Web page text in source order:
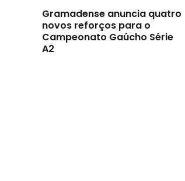
Gramadense anuncia quatro
novos reforços para o
Campeonato Gaúcho Série
A2